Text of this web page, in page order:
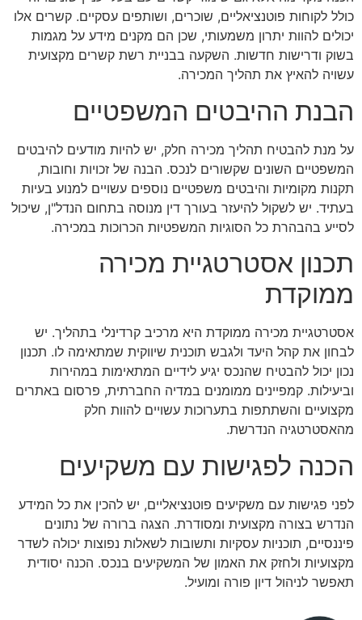
כולל לקוחות פוטנציאליים, שוכרים, ושותפים עסקיים. קשרים אלו
יכולים להוות יתרון משמעותי, שכן הם מקנים מידע על מגמות
בשוק ודרישות חדשות. השקעה בבניית רשת קשרים מקצועית
עשויה להאיץ את תהליך המכירה.
הבנת ההיבטים המשפטיים
על מנת להבטיח תהליך מכירה חלק, יש להיות מודעים להיבטים
המשפטיים השונים שקשורים לנכס. הבנה של זכויות וחובות,
תקנות מקומיות והיבטים משפטיים נוספים עשויים למנוע בעיות
בעתיד. יש לשקול להיעזר בעורך דין מנוסה בתחום הנדל"ן, שיכול
לסייע בהבהרת כל הסוגיות המשפטיות הכרוכות במכירה.
תכנון אסטרטגיית מכירה
ממוקדת
אסטרטגיית מכירה ממוקדת היא מרכיב קרדינלי בתהליך. יש
לבחון את קהל היעד ולגבש תוכנית שיווקית שמתאימה לו. תכנון
נכון יכול להבטיח שהנכס יגיע לידיים המתאימות במהירות
וביעילות. קמפיינים ממומנים במדיה החברתית, פרסום באתרים
מקצועיים והשתתפות בתערוכות עשויים להוות חלק
מהאסטרטגיה הנדרשת.
הכנה לפגישות עם משקיעים
לפני פגישות עם משקיעים פוטנציאליים, יש להכין את כל המידע
הנדרש בצורה מקצועית ומסודרת. הצגה ברורה של נתונים
פיננסיים, תוכניות עסקיות ותשובות לשאלות נפוצות יכולה לשדר
מקצועיות ולחזק את האמון של המשקיעים בנכס. הכנה יסודית
תאפשר לניהול דיון פורה ומועיל.